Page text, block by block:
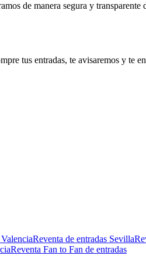
de manera segura y transparente
tus entradas, te avisaremos y te
Reventa de entradas Sevilla
Reventa Fan to Fan de entradas